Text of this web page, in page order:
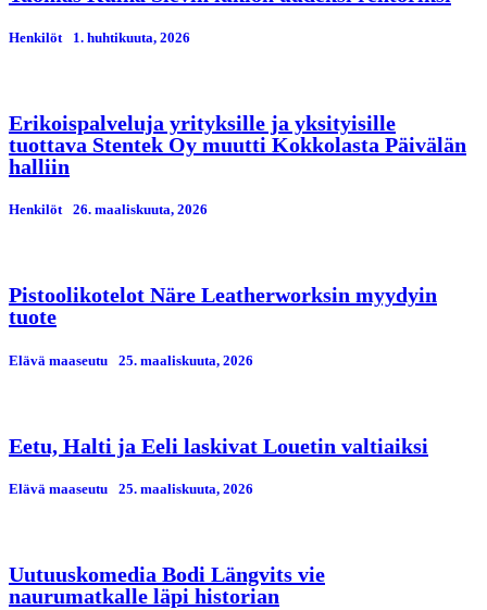
Henkilöt 1. huhtikuuta, 2026
Erikoispalveluja yrityksille ja yksityisille
tuottava Stentek Oy muutti Kokkolasta Päivälän
halliin
Henkilöt 26. maaliskuuta, 2026
Pistoolikotelot Näre Leatherworksin myydyin
tuote
Elävä maaseutu 25. maaliskuuta, 2026
Eetu, Halti ja Eeli laskivat Louetin valtiaiksi
Elävä maaseutu 25. maaliskuuta, 2026
Uutuuskomedia Bodi Längvits vie
naurumatkalle läpi historian